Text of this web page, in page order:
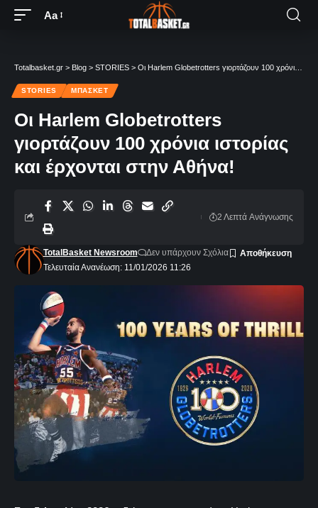
Aa
Totalbasket.gr > Blog > STORIES > Οι Harlem Globetrotters γιορτάζουν 100 χρόνια ιστορίας και έρχονται στην Αθήνα!
STORIES ΜΠΆΣΚΕΤ
Οι Harlem Globetrotters
γιορτάζουν 100 χρόνια ιστορίας
και έρχονται στην Αθήνα!
Τελευταία Ανανέωση: 11/01/2026 11:26
TotalBasket Newsroom Δεν υπάρχουν Σχόλια
2 Λεπτά Aνάγνωσης